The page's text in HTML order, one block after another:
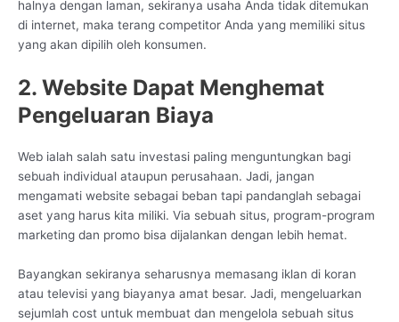
halnya dengan laman, sekiranya usaha Anda tidak ditemukan
di internet, maka terang competitor Anda yang memiliki situs
yang akan dipilih oleh konsumen.
2. Website Dapat Menghemat
Pengeluaran Biaya
Web ialah salah satu investasi paling menguntungkan bagi
sebuah individual ataupun perusahaan. Jadi, jangan
mengamati website sebagai beban tapi pandanglah sebagai
aset yang harus kita miliki. Via sebuah situs, program-program
marketing dan promo bisa dijalankan dengan lebih hemat.
Bayangkan sekiranya seharusnya memasang iklan di koran
atau televisi yang biayanya amat besar. Jadi, mengeluarkan
sejumlah cost untuk membuat dan mengelola sebuah situs